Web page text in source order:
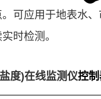
可应用于地表水
时检测。
度)在线监测仪控